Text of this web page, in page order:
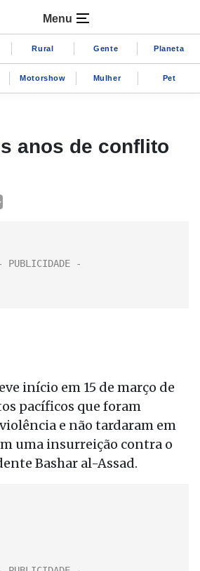
Menu
Rural Gente Planeta
Motorshow Mulher Pet
anos de conflito
início em 15 de março de
pacíficos que foram
e não tardaram em
uma insurreição contra o
Bashar al-Assad.